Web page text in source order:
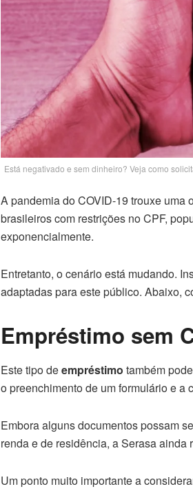
Está negativado e sem dinheiro? Veja como
A pandemia do COVID-19 trouxe uma
brasileiros com restrições no CPF,
exponencialmente.
Entretanto, o cenário está mudando.
adaptadas para este público. Abaixo,
Empréstimo sem
Este tipo deempréstimo também
o preenchimento de um formulário e a
Embora alguns documentos possam
renda e de residência, a Serasa
Um ponto muito importante a